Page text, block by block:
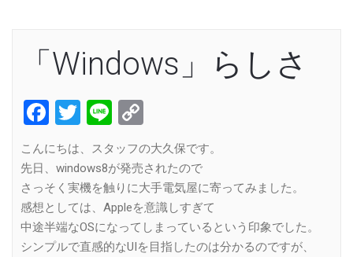
「Windows」らしさ
Facebook
Twitter
Line
Link
こんにちは、スタッフの大久保です。
先日、windows8が発売されたので
さっそく実機を触りに大手電気屋に寄ってみました。
感想としては、Appleを意識しすぎて
中途半端なOSになってしまっているという印象でした。
シンプルで直感的なUIを目指したのは分かるのですが、